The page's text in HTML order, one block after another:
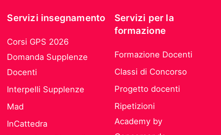
Servizi insegnamento
Corsi GPS 2026
Domanda Supplenze
Docenti
Interpelli Supplenze
Mad
InCattedra
Servizi per la
formazione
Formazione Docenti
Classi di Concorso
Progetto docenti
Ripetizioni
Academy by